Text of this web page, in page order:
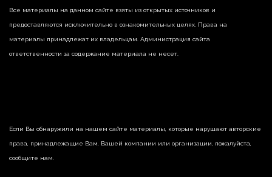
Все материалы на данном сайте взяты из открытых источников и
предоставляются исключительно в ознакомительных целях. Права на
материалы принадлежат их владельцам. Администрация сайта
ответственности за содержание материала не несет.
Если Вы обнаружили на нашем сайте материалы, которые нарушают авторские
права, принадлежащие Вам, Вашей компании или организации, пожалуйста,
сообщите нам.